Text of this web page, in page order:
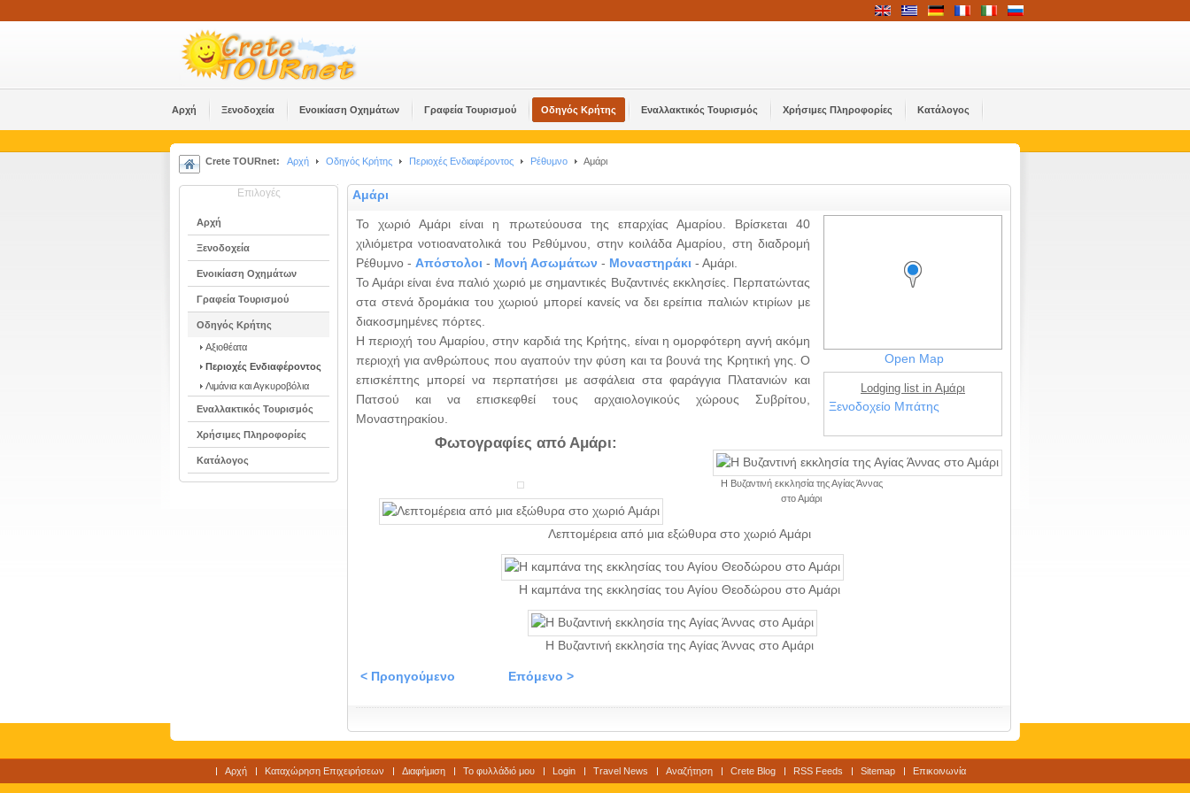
Αρχή Ξενοδοχεία Ενοικίαση Οχημάτων Γραφεία Τουρισμού Οδηγός Κρήτης Εναλλακτικός Τουρισμός Χρήσιμες Πληροφορίες Κατάλογος
Crete TOURnet: Αρχή Οδηγός Κρήτης Περιοχές Ενδιαφέροντος Ρέθυμνο Αμάρι
Επιλογές
Αρχή
Ξενοδοχεία
Ενοικίαση Οχημάτων
Γραφεία Τουρισμού
Οδηγός Κρήτης
Αξιοθέατα
Περιοχές Ενδιαφέροντος
Λιμάνια και Αγκυροβόλια
Εναλλακτικός Τουρισμός
Χρήσιμες Πληροφορίες
Κατάλογος
Αμάρι
Open Map
Lodging list in Αμάρι
Ξενοδοχείο Μπάτης
Η Βυζαντινή εκκλησία της Αγίας Άννας
στο Αμάρι
Το χωριό Αμάρι είναι η πρωτεύουσα της επαρχίας Αμαρίου. Βρίσκεται 40
χιλιόμετρα νοτιοανατολικά του Ρεθύμνου, στην κοιλάδα Αμαρίου, στη διαδρομή
Ρέθυμνο - Απόστολοι - Μονή Ασωμάτων - Μοναστηράκι - Αμάρι.
Το Αμάρι είναι ένα παλιό χωριό με σημαντικές Βυζαντινές εκκλησίες. Περπατώντας
στα στενά δρομάκια του χωριού μπορεί κανείς να δει ερείπια παλιών κτιρίων με
διακοσμημένες πόρτες.
Η περιοχή του Αμαρίου, στην καρδιά της Κρήτης, είναι η ομορφότερη αγνή ακόμη
περιοχή για ανθρώπους που αγαπούν την φύση και τα βουνά της Κρητική γης. Ο
επισκέπτης μπορεί να περπατήσει με ασφάλεια στα φαράγγια Πλατανιών και
Πατσού και να επισκεφθεί τους αρχαιολογικούς χώρους Συβρίτου,
Μοναστηρακίου.
Φωτογραφίες από Αμάρι:
Λεπτομέρεια από μια εξώθυρα στο χωριό Αμάρι
Η καμπάνα της εκκλησίας του Αγίου Θεοδώρου στο Αμάρι
Η Βυζαντινή εκκλησία της Αγίας Άννας στο Αμάρι
< Προηγούμενο Επόμενο >
Αρχή Καταχώρηση Επιχειρήσεων Διαφήμιση Το φυλλάδιό μου Login Travel News Αναζήτηση Crete Blog RSS Feeds Sitemap Επικοινωνία